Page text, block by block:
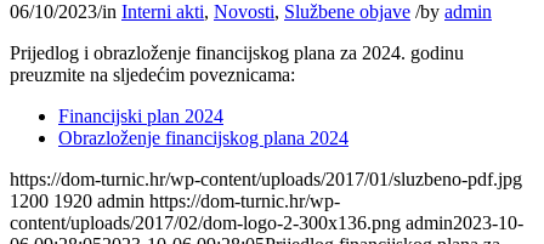
06/10/2023/in Interni akti, Novosti, Službene objave /by admin
Prijedlog i obrazloženje financijskog plana za 2024. godinu
preuzmite na sljedećim poveznicama:
Financijski plan 2024
Obrazloženje financijskog plana 2024
https://dom-turnic.hr/wp-content/uploads/2017/01/sluzbeno-pdf.jpg
1200 1920 admin https://dom-turnic.hr/wp-
content/uploads/2017/02/dom-logo-2-300x136.png admin2023-10-